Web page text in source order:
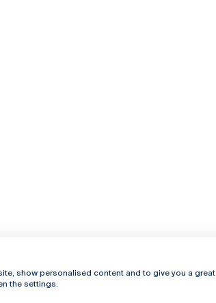
Online
show personalised content and to give you a great
the settings.